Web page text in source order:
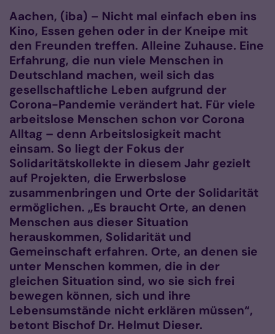
Aachen, (iba) – Nicht mal einfach eben ins
Kino, Essen gehen oder in der Kneipe mit
den Freunden treffen. Alleine Zuhause. Eine
Erfahrung, die nun viele Menschen in
Deutschland machen, weil sich das
gesellschaftliche Leben aufgrund der
Corona-Pandemie verändert hat. Für viele
arbeitslose Menschen schon vor Corona
Alltag – denn Arbeitslosigkeit macht
einsam. So liegt der Fokus der
Solidaritätskollekte in diesem Jahr gezielt
auf Projekten, die Erwerbslose
zusammenbringen und Orte der Solidarität
ermöglichen. „Es braucht Orte, an denen
Menschen aus dieser Situation
herauskommen, Solidarität und
Gemeinschaft erfahren. Orte, an denen sie
unter Menschen kommen, die in der
gleichen Situation sind, wo sie sich frei
bewegen können, sich und ihre
Lebensumstände nicht erklären müssen“,
betont Bischof Dr. Helmut Dieser.